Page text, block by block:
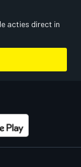
acties direct in